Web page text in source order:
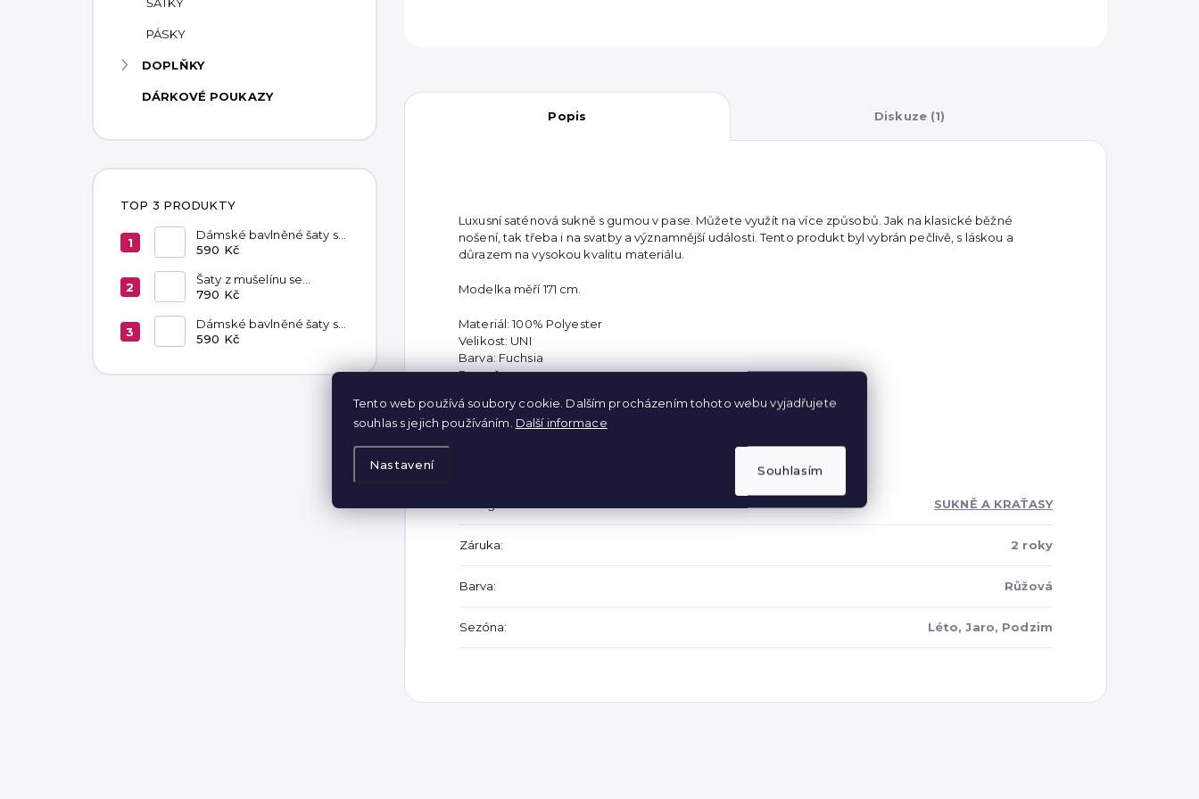
Tento web používá soubory cookie. Dalším procházením tohoto webu vyjadřujete
souhlas s jejich používáním. Další informace
Nastavení Souhlasím
PÁSKY
DOPLŇKY
DÁRKOVÉ POUKAZY
TOP 3 PRODUKTY
Dámské bavlněné šaty s
kapsami Red
590 Kč
Šaty z mušelínu se
zavazováním v pase
790 Kč
Dámské bavlněné šaty s
kapsami Chocolate
590 Kč
Popis Diskuze (1)
Luxusní saténová sukně s gumou v pase. Můžete využít na více způsobů. Jak na klasické běžné
nošení, tak třeba i na svatby a významnější události. Tento produkt byl vybrán pečlivě, s láskou a
důrazem na vysokou kvalitu materiálu.
Modelka měří 171 cm.
Materiál: 100% Polyester
Velikost: UNI
Barva: Fuchsia
Rozměry:
Šířka v pase: 34 až 44 cm
SUKNĚ A KRAŤASY
Záruka: 2 roky
Barva: Růžová
Sezóna: Léto, Jaro, Podzim